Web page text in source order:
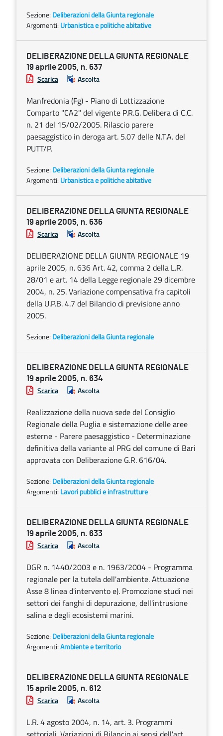
Sezione: Deliberazioni della Giunta regionale
Argomenti: Urbanistica e politiche abitative
DELIBERAZIONE DELLA GIUNTA REGIONALE
19 aprile 2005, n. 637
Scarica Ascolta
Manfredonia (Fg) - Piano di Lottizzazione
Comparto "CA2" del vigente P.R.G. Delibera di C.C.
n. 21 del 15/02/2005. Rilascio parere
paesaggistico in deroga art. 5.07 delle N.T.A. del
PUTT/P.
Sezione: Deliberazioni della Giunta regionale
Argomenti: Urbanistica e politiche abitative
DELIBERAZIONE DELLA GIUNTA REGIONALE
19 aprile 2005, n. 636
Scarica Ascolta
DELIBERAZIONE DELLA GIUNTA REGIONALE 19
aprile 2005, n. 636 Art. 42, comma 2 della L.R.
28/01 e art. 14 della Legge regionale 29 dicembre
2004, n. 25. Variazione compensativa fra capitoli
della U.P.B. 4.7 del Bilancio di previsione anno
2005.
Sezione: Deliberazioni della Giunta regionale
DELIBERAZIONE DELLA GIUNTA REGIONALE
19 aprile 2005, n. 634
Scarica Ascolta
Realizzazione della nuova sede del Consiglio
Regionale della Puglia e sistemazione delle aree
esterne - Parere paesaggistico - Determinazione
definitiva della variante al PRG del comune di Bari
approvata con Deliberazione G.R. 616/04.
Sezione: Deliberazioni della Giunta regionale
Argomenti: Lavori pubblici e infrastrutture
DELIBERAZIONE DELLA GIUNTA REGIONALE
19 aprile 2005, n. 633
Scarica Ascolta
DGR n. 1440/2003 e n. 1963/2004 - Programma
regionale per la tutela dell'ambiente. Attuazione
Asse 8 linea d'intervento e). Promozione studi nei
settori dei fanghi di depurazione, dell'intrusione
salina e degli ecosistemi marini.
Sezione: Deliberazioni della Giunta regionale
Argomenti:Ambiente e territorio
DELIBERAZIONE DELLA GIUNTA REGIONALE
15 aprile 2005, n. 612
Scarica Ascolta
L.R. 4 agosto 2004, n. 14, art. 3. Programmi